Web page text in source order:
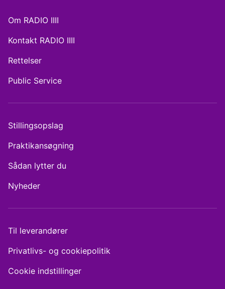
Om RADIO IIII
Kontakt RADIO IIII
Rettelser
Public Service
Stillingsopslag
Praktikansøgning
Sådan lytter du
Nyheder
Til leverandører
Privatlivs- og cookiepolitik
Cookie indstillinger